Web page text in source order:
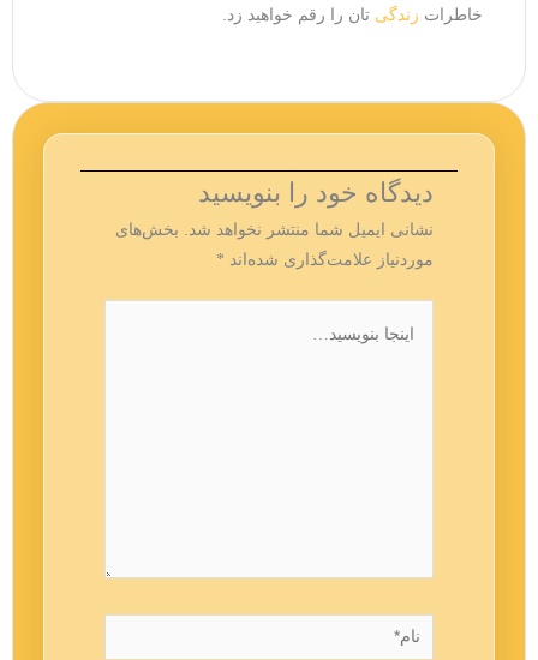
خاطراتزندگی ‌ تان را رقم خواهید زد.
دیدگاه‌ خود را بنویسید
نشانی ایمیل شما منتشر نخواهد شد. بخش‌های
موردنیاز علامت‌گذاری شده‌اند*
بنویسید…